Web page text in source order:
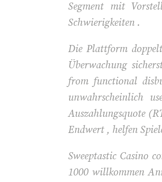
Segment mit
Schwierigkeiten .
Die Plattform
Überwachung
from functional
unwahrscheinlich
Auszahlungsquote
Endwert , helfen
Sweeptastic Casino
1000 willkommen